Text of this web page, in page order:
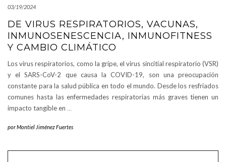
03/19/2024
DE VIRUS RESPIRATORIOS, VACUNAS,
INMUNOSENESCENCIA, INMUNOFITNESS
Y CAMBIO CLIMÁTICO
Los virus respiratorios, como la gripe, el virus sincitial respiratorio (VSR)
y el SARS-CoV-2 que causa la COVID-19, son una preocupación
constante para la salud pública en todo el mundo. Desde los resfriados
comunes hasta las enfermedades respiratorias más graves tienen un
impacto tangible en …
porMontiel Jiménez Fuertes